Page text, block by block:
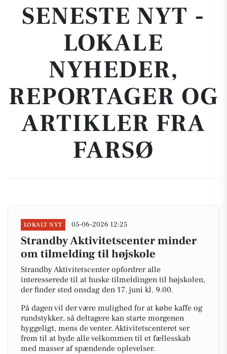
SENESTE NYT -
LOKALE
NYHEDER,
REPORTAGER OG
ARTIKLER FRA
FARSØ
LOKALT NYT 05-06-2026 12:25
Strandby Aktivitetscenter minder
om tilmelding til højskole
Strandby Aktivitetscenter opfordrer alle
interesserede til at huske tilmeldingen til højskolen,
der finder sted onsdag den 17. juni kl. 9.00.
På dagen vil der være mulighed for at købe kaffe og
rundstykker, så deltagere kan starte morgenen
hyggeligt, mens de venter. Aktivitetscenteret ser
frem til at byde alle velkommen til et fællesskab
med masser af spændende oplevelser.